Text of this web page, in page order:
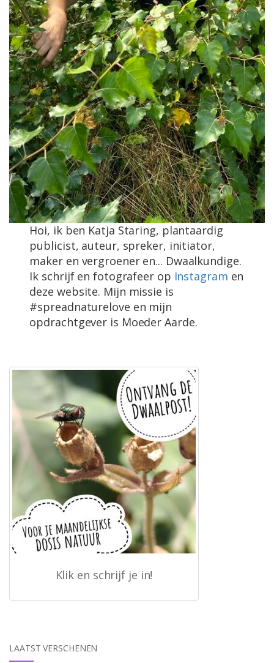
Hoi, ik ben Katja Staring, plantaardig
publicist, auteur, spreker, initiator,
maker en vergroener en... Dwaalkundige.
Ik schrijf en fotografeer op Instagram en
deze website. Mijn missie is
#spreadnaturelove en mijn
opdrachtgever is Moeder Aarde.
Klik en schrijf je in!
LAATST VERSCHENEN